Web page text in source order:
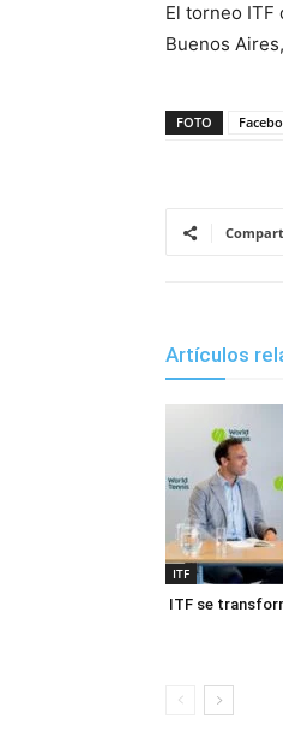
El torneo ITF
Buenos
FOTO
Artículos
ITF
ITF se